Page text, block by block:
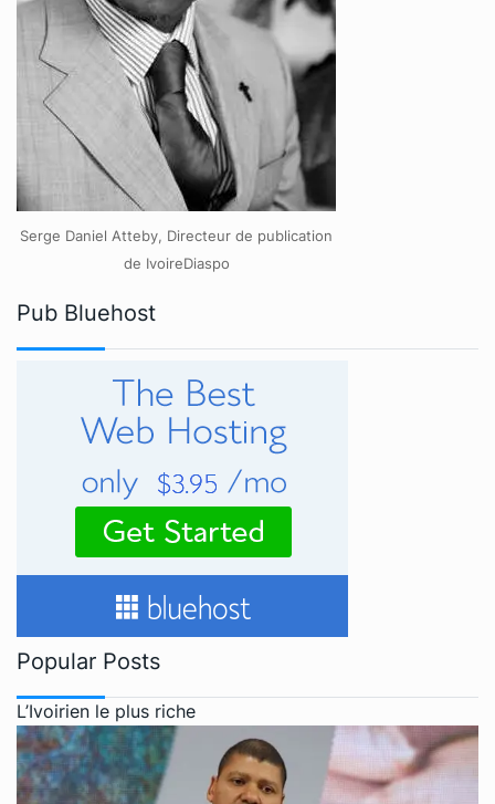
Serge Daniel Atteby, Directeur de publication
de IvoireDiaspo
Pub Bluehost
Popular Posts
L’Ivoirien le plus riche